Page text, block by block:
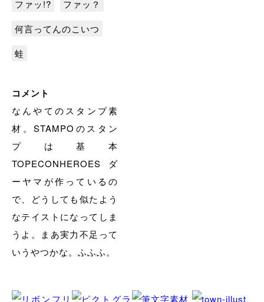
ファッ!?
ファッ？
何言ってんのこいつ
蛙
コメント
なんやてのスタンプ素
材。STAMPOのスタン
プは基本
TOPECONHEROESダ
ーヤマが作っているの
で、どうしても似たよう
なテイストになってしま
うよ。まあ実力不足って
いうやつかな。ふふふ。